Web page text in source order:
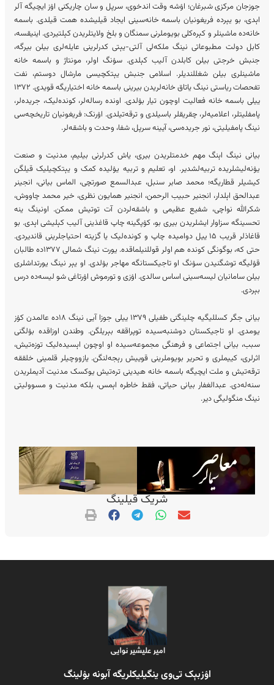
جوزجان مرکزی شبرغان؛ اۉشه وقت اندخوی، سرپل و سان چاریکنی اۉز ایچیگه آلر
اېدی، بو یېرده فریغونیان باسمه خانه‌سینی ایجاد قیلیشده همت قیلدی. باسمه
خانه‌ده ماشینلر و کېره‌کلی بویوملرنی سمنگان و بلخ ولایتلریدن کېلتیردی. اینیقسه،
کابل دولت مطبوعاتی نینگ ملکه‌لی آلتی-یېتی کدرلرینی عایله‌لری بیلن بیرگه،
جنبش خرجتی بیلن کابلدن آلیب کېلدی. سۉنگ اولر، مونتاژ و باسمه خانه
ماشینلری بیلن شغللندیلر. اسلامی جنبش یېتکچیسی مارشال دوستم، نفت
تفحصات ریاستی نینگ یاتاق خانه‌لریدن بیرینی باسمه خانه اختیاریگه قویدی. ۱۳۷۲
ییلی باسمه خانه فعالیت اوچون تیار بۉلدی. اونده رساله‌لر، کونده‌لیک، جریده‌لر،
پامفلیتلر، اعلامیه‌لر، چقریقلر باسیلدی و ترقه‌تیلدی. اۉرنک: فریغونیان تاریخچه‌سی
نینگ پامفیلیتی، نور جریده‌سی، آیینه سرپل، شفا، وحدت و باشقه‌لر.
بیانی نینگ اېنگ مهم خدمتلریدن بیری، یاش کدرلرنی بیلیم، مدنیت و صنعت
یۉنه‌لیشلریده تربیه‌لشدیر. او، تعلیم و تربیه یۉلیده کمک و یېتکچیلیک قیلگن
کیشیلر قطاریگه؛ محمد صابر سنبل، عبدالسمع صورتچی، الماس بیانی، انجینر
عبدالحق اېلدار، انجنیر حبیب الرحمن، انجنیر همایون نظری، خیر محمد چاووش،
شکرالله نواچی، شفیع عظیمی و باشقه‌لردن آت توتیش ممکن. اونینگ ینه
تحسینگه سزاوار ایشلریدن بیری بو، کۉپگینه چاپ قاغذینی آلیب کېلیشی اېدی. بو
قاغاذلر قریب ۱۵ ییل دوامیده چاپ و کونده‌لیک یا گزیته احتیاجلرینی قاندیردی.
حتی که، بوگونگی کونده هم اولر قوللنیلماقده. یورت نینگ شمالی ۱۳۷۷ده طالبان
قۉلیگه توشگنیدن سۉنگ او تاجیکستانگه مهاجر بۉلدی. او یېر نینگ یورتداشلری
بیلن سامانیان لیسه‌سینی اساس سالدی. اۉزی و تورموش اۉرتاغی شو لیسه‌ده درس
بېردی.
بیانی جگر کسللیگیه چلینگنی طفیلی ۱۳۷۹ ییلی جوزا آیی نینگ ۱۸ده عالمدن کۉز
یومدی. او تاجیکستان دوشنبه‌سیده توپراققه بېریلگن. وطندن اوزاقده بۉلگنی
سبب، بیانی اجتماعی و فرهنگی مجموعه‌سیده او اوچون اېسیده‌لیک توزه‌تیش،
اثرلری، کییملری و تحریر بویوملرینی قوییش رېجه‌لنگن. ‎یازووچیلر قلمینی خلققه
ترقه‌تیش و ملت ایچیگه باسمه خانه‌ هیدینی تره‌تیش یوکسک مدنیت آدیملریدن
سنه‌له‌دی. عبدالغفار بیانی حیاتی، فقط خاطره اېمس، بلکه مدنیت و مسوولیتی
نینگ منگولیگی دیر.
شریک قیلینگ
اۉزبېک تی‌وی ینگیلیکلریگه آبونه بۉلینگ